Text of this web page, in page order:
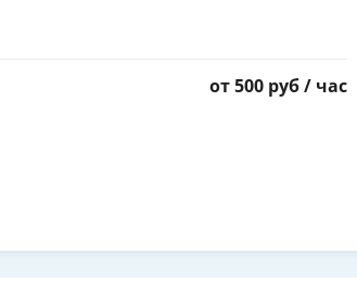
от 500 руб / час